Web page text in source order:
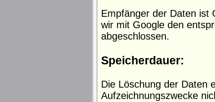
Empfänger der Daten ist
wir mit Google den
abgeschlossen.
Speicherdauer:
Die Löschung der Daten
Aufzeichnungszwecke